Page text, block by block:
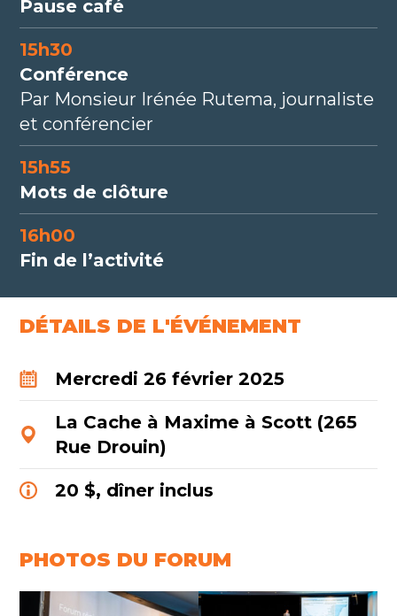
Pause café
15h30
Conférence
Par Monsieur Irénée Rutema, journaliste
et conférencier
15h55
Mots de clôture
16h00
Fin de l’activité
DÉTAILS DE L'ÉVÉNEMENT
Mercredi 26 février 2025
La Cache à Maxime à Scott (265
Rue Drouin)
20 $, dîner inclus
PHOTOS DU FORUM